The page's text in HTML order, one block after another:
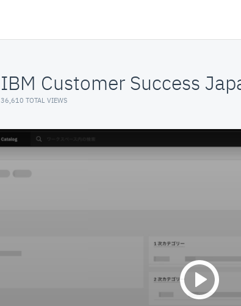
IBM Customer Success
36,610 TOTAL VIEWS